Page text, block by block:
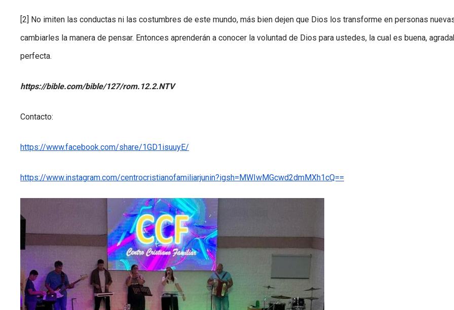
[2] No imiten las conductas ni las costumbres de este mundo, más bien dejen que Dios los transforme en personas
cambiarles la manera de pensar. Entonces aprenderán a conocer la voluntad de Dios para ustedes, la cual es buena,
perfecta.
https://bible.com/bible/127/rom.12.2.NTV
Contacto:
https://www.facebook.com/share/1GD1isuuyE/
https://www.instagram.com/centrocristianofamiliarjunin?igsh=MWIwMGcwd2dmMXh1cQ==